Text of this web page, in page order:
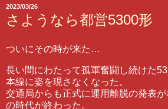
2023/03/26
さようなら都営5300形
ついにその時が来た…
長い間にわたって孤軍奮闘し続けた
本線に姿を現さなくなった。
交通局からも正式に運用離脱の発表
の時代が終わった。